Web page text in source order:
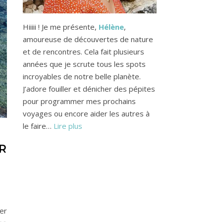
Hiiiii ! Je me présente, Hélène,
amoureuse de découvertes de nature
et de rencontres. Cela fait plusieurs
années que je scrute tous les spots
incroyables de notre belle planète.
J’adore fouiller et dénicher des pépites
pour programmer mes prochains
voyages ou encore aider les autres à
le faire… Lire plus